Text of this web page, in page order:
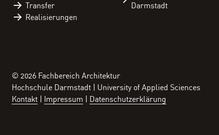
Transfer
Realisierungen
Darmstadt
© 2026 Fachbereich Architektur
Hochschule Darmstadt | University of Applied Sciences
Kontakt
Impressum Datenschutzerklärung